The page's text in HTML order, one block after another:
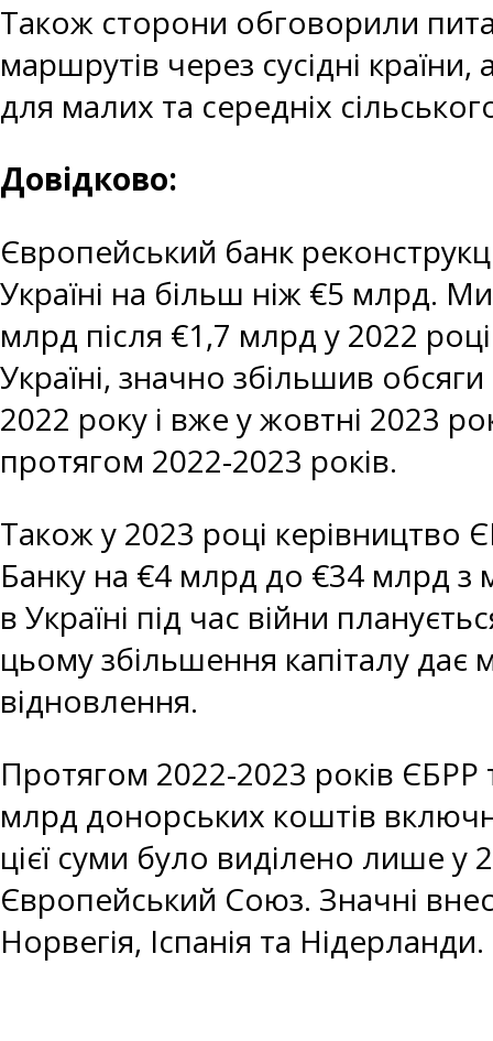
Також сторони обговорили
маршрутів через сусідні
для малих та середніх
Довідково:
Європейський банк
Україні на більш ніж €5 млрд.
млрд після €1,7 млрд у 2022
Україні, значно збільшив
2022 року і вже у жовтні 2023
протягом 2022-2023 років.
Також у 2023 році керівництво
Банку на €4 млрд до €34 млрд з
в Україні під час війни
цьому збільшення капіталу дає
відновлення.
Протягом 2022-2023 років ЄБРР
млрд донорських коштів
цієї суми було виділено лише
Європейський Союз. Значні
Норвегія, Іспанія та Нідерланди.